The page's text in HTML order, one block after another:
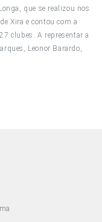
que se realizou nos
Xira e contou com a
clubes. A representar a
Leonor Barardo,